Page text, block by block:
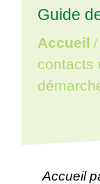
Guide
Accueil /
contacts
Accueil